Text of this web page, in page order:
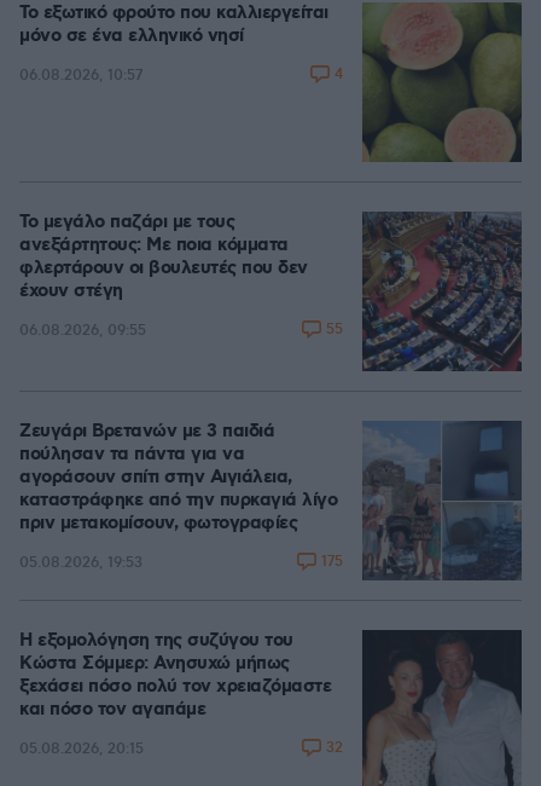
Το εξωτικό φρούτο που καλλιεργείται
μόνο σε ένα ελληνικό νησί
06.08.2026, 10:57 4
Το μεγάλο παζάρι με τους
ανεξάρτητους: Με ποια κόμματα
φλερτάρουν οι βουλευτές που δεν
έχουν στέγη
06.08.2026, 09:55 55
Ζευγάρι Βρετανών με 3 παιδιά
πούλησαν τα πάντα για να
αγοράσουν σπίτι στην Αιγιάλεια,
καταστράφηκε από την πυρκαγιά λίγο
πριν μετακομίσουν, φωτογραφίες
05.08.2026, 19:53 175
Η εξομολόγηση της συζύγου του
Κώστα Σόμμερ: Ανησυχώ μήπως
ξεχάσει πόσο πολύ τον χρειαζόμαστε
και πόσο τον αγαπάμε
05.08.2026, 20:15 32